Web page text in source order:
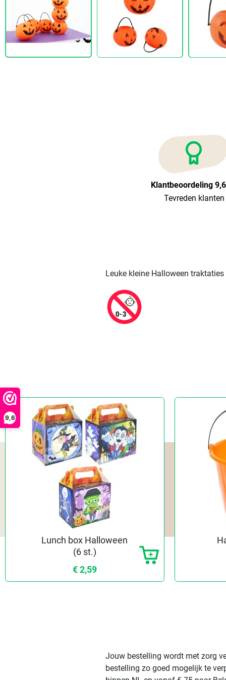
9,6
Klantbeoordeling
Tevreden klanten
Leuke kleine Halloween
Lunch box Halloween
(6 st.)
€ 2,59
Jouw bestelling wordt met zorg
bestelling zo goed mogelijk te